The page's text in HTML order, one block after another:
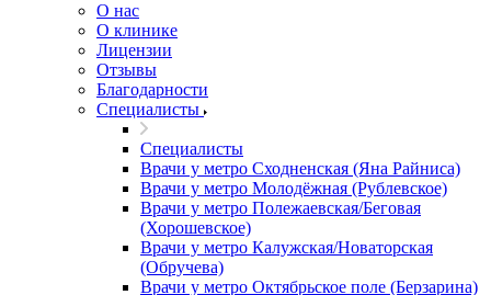
О нас
О клинике
Лицензии
Отзывы
Благодарности
Специалисты
Специалисты
Врачи у метро Сходненская (Яна Райниса)
Врачи у метро Молодёжная (Рублевское)
Врачи у метро Полежаевская/Беговая
(Хорошевское)
Врачи у метро Калужская/Новаторская
(Обручева)
Врачи у метро Октябрьское поле (Берзарина)